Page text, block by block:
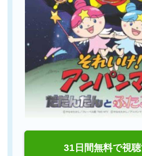
31日間無料で視